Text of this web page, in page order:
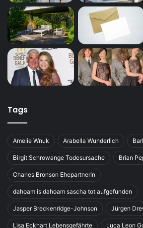
Tags
Amelie Wnuk Arabella Wunderlich
Birgit Schrowange Todesursache Brian
Charles Bronson Ehepartnerin
dahoam is dahoam sascha tot aufgefunden
Jasper Breckenridge-Johnson Jürgen
Lisa Eckhart Lebensgefährte Luca Leon